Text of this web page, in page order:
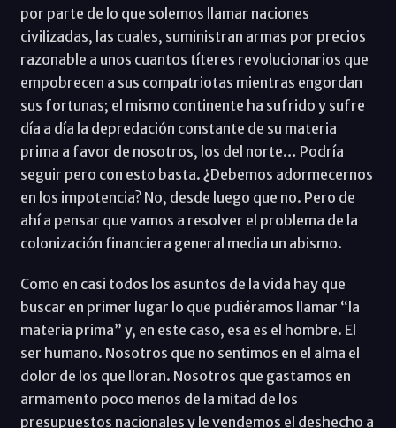
por parte de lo que solemos llamar naciones
civilizadas, las cuales, suministran armas por precios
razonable a unos cuantos títeres revolucionarios que
empobrecen a sus compatriotas mientras engordan
sus fortunas; el mismo continente ha sufrido y sufre
día a día la depredación constante de su materia
prima a favor de nosotros, los del norte… Podría
seguir pero con esto basta. ¿Debemos adormecernos
en los impotencia? No, desde luego que no. Pero de
ahí a pensar que vamos a resolver el problema de la
colonización financiera general media un abismo.
Como en casi todos los asuntos de la vida hay que
buscar en primer lugar lo que pudiéramos llamar “la
materia prima” y, en este caso, esa es el hombre. El
ser humano. Nosotros que no sentimos en el alma el
dolor de los que lloran. Nosotros que gastamos en
armamento poco menos de la mitad de los
presupuestos nacionales y le vendemos el deshecho a